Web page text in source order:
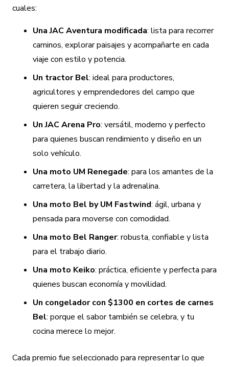
cuales:
Una JAC Aventura modificada: lista para recorrer
caminos, explorar paisajes y acompañarte en cada
viaje con estilo y potencia.
Un tractor Bel: ideal para productores,
agricultores y emprendedores del campo que
quieren seguir creciendo.
Un JAC Arena Pro: versátil, moderno y perfecto
para quienes buscan rendimiento y diseño en un
solo vehículo.
Una moto UM Renegade: para los amantes de la
carretera, la libertad y la adrenalina.
Una moto Bel by UM Fastwind: ágil, urbana y
pensada para moverse con comodidad.
Una moto Bel Ranger: robusta, confiable y lista
para el trabajo diario.
Una moto Keiko: práctica, eficiente y perfecta para
quienes buscan economía y movilidad.
Un congelador con $1300 en cortes de carnes
Bel: porque el sabor también se celebra, y tu
cocina merece lo mejor.
Cada premio fue seleccionado para representar lo que